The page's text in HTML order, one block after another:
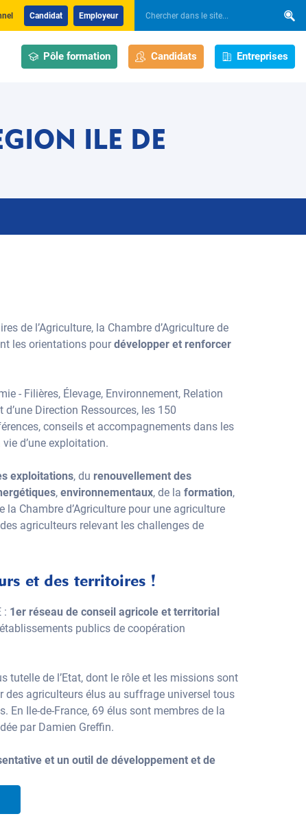
Pôle formation Candidats Entreprises
Candidat Employeur
ILE DE
de l’Agriculture, la Chambre d’Agriculture de
les orientations pourdévelopper et renforcer
- Filières, Élevage, Environnement, Relation
Direction Ressources, les 150
conseils et accompagnements dans les
d’une exploitation.
exploitations, du renouvellement des
, environnementaux, de la formation,
Chambre d’Agriculture pour une agriculture
agriculteurs relevant les challenges de
et des territoires !
: 1er réseau de conseil agricole et territorial
publics de coopération
tutelle de l’Etat, dont le rôle et les missions sont
des agriculteurs élus au suffrage universel tous
En Ile-de-France, 69 élus sont membres de la
par Damien Greffin.
et un outil de développement et de